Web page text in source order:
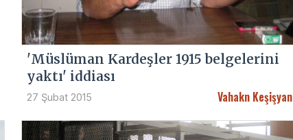
'Müslüman Kardeşler 1915 belgelerini
yaktı' iddiası
27 Şubat 2015 Vahakn Keşişyan